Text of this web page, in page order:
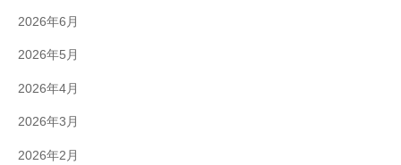
2026年6月
2026年5月
2026年4月
2026年3月
2026年2月